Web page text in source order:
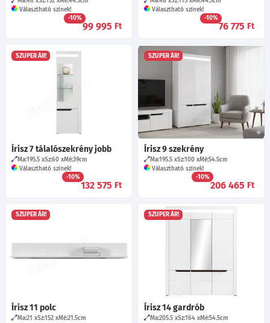
Választható színek!
-10%
99 995 Ft
Választható színek!
-10%
76 775 Ft
SZUPER ÁR!
Írisz 7 tálalószekrény jobb
Ma:195.5 Sz:60 Mé:39cm
Választható színek!
-10%
132 575 Ft
SZUPER ÁR!
Írisz 9 szekrény
Ma:195.5 Sz:100 Mé:54.5cm
Választható színek!
-10%
206 465 Ft
SZUPER ÁR!
Írisz 11 polc
Ma:21 Sz:152 Mé:21.5cm
SZUPER ÁR!
Írisz 14 gardrób
Ma:205.5 Sz:164 Mé:54.5cm